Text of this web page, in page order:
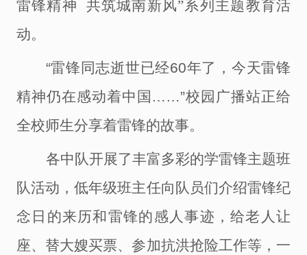
雷锋精神 共筑城南新风”系列主题教育活
动。
“雷锋同志逝世已经60年了，今天雷锋
精神仍在感动着中国……”校园广播站正给
全校师生分享着雷锋的故事。
各中队开展了丰富多彩的学雷锋主题班
队活动，低年级班主任向队员们介绍雷锋纪
念日的来历和雷锋的感人事迹，给老人让
座、替大嫂买票、参加抗洪抢险工作等，一